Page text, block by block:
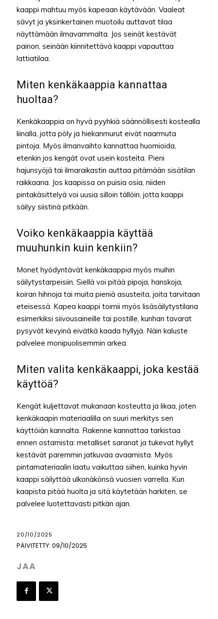
kaappi mahtuu myös kapeaan käytävään. Vaaleat
sävyt ja yksinkertainen muotoilu auttavat tilaa
näyttämään ilmavammalta. Jos seinät kestävät
painon, seinään kiinnitettävä kaappi vapauttaa
lattiatilaa.
Miten kenkäkaappia kannattaa
huoltaa?
Kenkäkaappia on hyvä pyyhkiä säännöllisesti kostealla
liinalla, jotta pöly ja hiekanmurut eivät naarmuta
pintoja. Myös ilmanvaihto kannattaa huomioida,
etenkin jos kengät ovat usein kosteita. Pieni
hajunsyöjä tai ilmaraikastin auttaa pitämään sisätilan
raikkaana. Jos kaapissa on puisia osia, niiden
pintakäsittelyä voi uusia silloin tällöin, jotta kaappi
säilyy siistinä pitkään.
Voiko kenkäkaappia käyttää
muuhunkin kuin kenkiin?
Monet hyödyntävät kenkäkaappia myös muihin
säilytystarpeisiin. Siellä voi pitää pipoja, hanskoja,
koiran hihnoja tai muita pieniä asusteita, joita tarvitaan
eteisessä. Kapea kaappi toimii myös lisäsäilytystilana
esimerkiksi siivousaineille tai postille, kunhan tavarat
pysyvät kevyinä eivätkä kaada hyllyjä. Näin kaluste
palvelee monipuolisemmin arkea.
Miten valita kenkäkaappi, joka kestää
käyttöä?
Kengät kuljettavat mukanaan kosteutta ja likaa, joten
kenkäkaapin materiaalilla on suuri merkitys sen
käyttöiän kannalta. Rakenne kannattaa tarkistaa
ennen ostamista: metalliset saranat ja tukevat hyllyt
kestävät paremmin jatkuvaa avaamista. Myös
pintamateriaalin laatu vaikuttaa siihen, kuinka hyvin
kaappi säilyttää ulkonäkönsä vuosien varrella. Kun
kaapista pitää huolta ja sitä käytetään harkiten, se
palvelee luotettavasti pitkän ajan.
20/10/2025
PÄIVITETTY: 09/10/2025
JAA